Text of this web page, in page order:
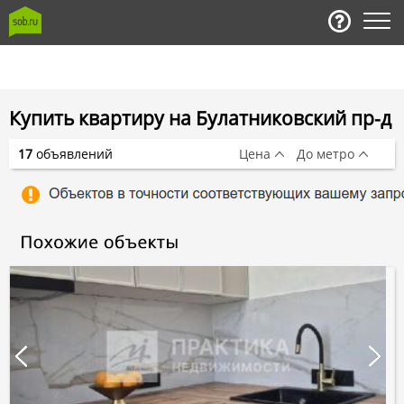
Купить квартиру на Булатниковский пр-д
17 объявлений Цена До метро